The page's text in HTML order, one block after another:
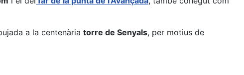
a la centenària torre de Senyals, per motius de